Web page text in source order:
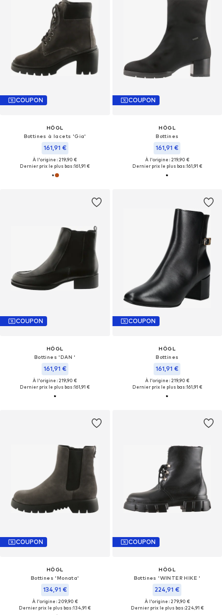
COUPON
HÖGL
Bottines à lacets 'Gia'
161,91 €
À l'origine : 219,90 €
Dernier prix le plus bas :161,91 €
COUPON
HÖGL
Bottines
161,91 €
À l'origine : 219,90 €
Dernier prix le plus bas :161,91 €
COUPON
HÖGL
Bottines 'DAN '
161,91 €
À l'origine : 219,90 €
Dernier prix le plus bas :161,91 €
COUPON
HÖGL
Bottines
161,91 €
À l'origine : 219,90 €
Dernier prix le plus bas :161,91 €
COUPON
HÖGL
Bottines 'Monata'
134,91 €
À l'origine : 209,90 €
Dernier prix le plus bas :134,91 €
COUPON
HÖGL
Bottines 'WINTER HIKE '
224,91 €
À l'origine : 279,90 €
Dernier prix le plus bas :224,91 €